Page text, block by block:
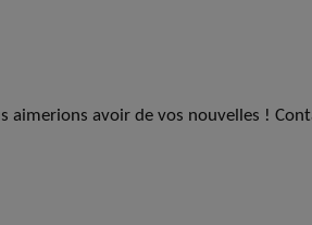
aimerions avoir de vos nouvelles !